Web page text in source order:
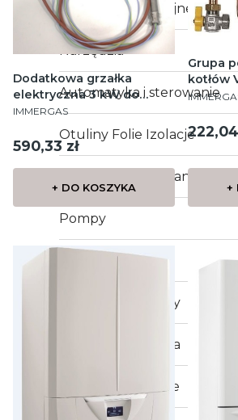
Systemy instalacyjne
Narzędzia
Automatyka i sterowanie
Otuliny Folie Izolacje
Uchwyty i mocowania
Pompy
Kotły i piece
Ogrzewacze wody
Technika sanitarna
Outletowe Okazje
Dodatkowa grzałka
elektryczna 3 kW do
jednostki wewnętrznej
PRODUCENT
IMMERGAS
Cena
590,33 zł
+ DO KOSZYKA
Grupa
kotłów
EXA 28 i
Cena
222,04
+